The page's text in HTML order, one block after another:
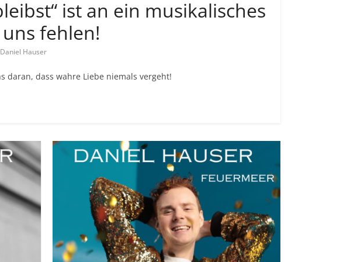
ist an ein musikalisches
fehlen!
Daniel Hauser
daran, dass wahre Liebe niemals vergeht!